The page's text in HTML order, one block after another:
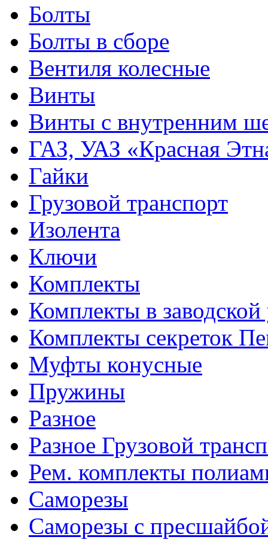
Болты
Болты в сборе
Вентиля колесные
Винты
Винты с внутренним
ГАЗ, УАЗ «Красная
Гайки
Грузовой транспорт
Изолента
Ключи
Комплекты
Комплекты в заводской
Комплекты секреток
Муфты конусные
Пружины
Разное
Разное Грузовой
Рем. комплекты
Саморезы
Саморезы с